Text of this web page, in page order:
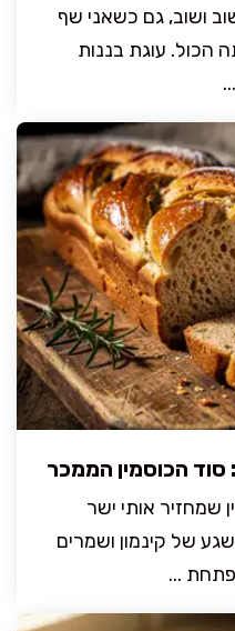
ושוב, גם כשאני שף
הכול. עוגת בננות
הכוסמין הממכר
שמחזיר אותי ישר
של קינמון ושמרים
...